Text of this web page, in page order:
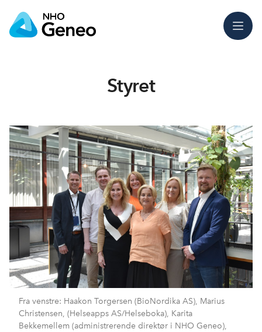
Meny
Styret
Fra venstre: Haakon Torgersen (BioNordika AS), Marius
Christensen, (Helseapps AS/Helseboka), Karita
Bekkemellem (administrerende direktør i NHO Geneo),